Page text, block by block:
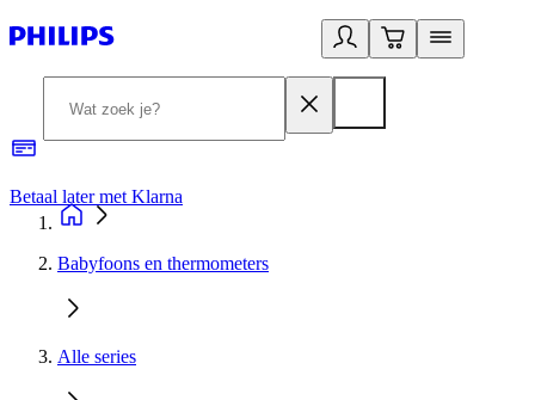
Betaal later met Klarna
Babyfoons en thermometers
Alle series